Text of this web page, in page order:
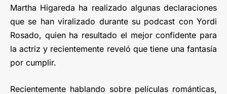
Martha Higareda ha realizado algunas declaraciones
que se han viralizado durante su podcast con Yordi
Rosado, quien ha resultado el mejor confidente para
la actriz y recientemente reveló que tiene una fantasía
por cumplir.
Recientemente hablando sobre películas románticas,